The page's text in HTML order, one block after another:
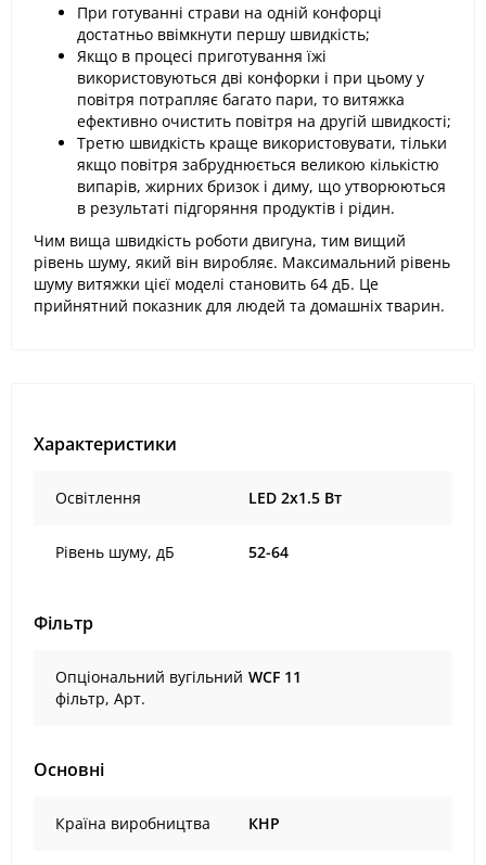
При готуванні страви на одній конфорці
достатньо ввімкнути першу швидкість;
Якщо в процесі приготування їжі
використовуються дві конфорки і при цьому у
повітря потрапляє багато пари, то витяжка
ефективно очистить повітря на другій швидкості;
Третю швидкість краще використовувати, тільки
якщо повітря забруднюється великою кількістю
випарів, жирних бризок і диму, що утворюються
в результаті підгоряння продуктів і рідин.
Чим вища швидкість роботи двигуна, тим вищий
рівень шуму, який він виробляє. Максимальний рівень
шуму витяжки цієї моделі становить 64 дБ. Це
прийнятний показник для людей та домашніх тварин.
Характеристики
Освітлення LED 2x1.5 Вт
Рівень шуму, дБ 52-64
Фільтр
Опціональний вугільний
фільтр, Арт.
WCF 11
Основні
Країна виробництва КНР